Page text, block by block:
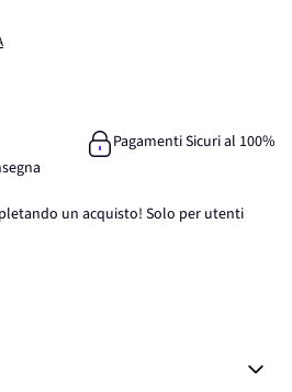
Pagamenti Sicuri al 100%
un acquisto! Solo per utenti